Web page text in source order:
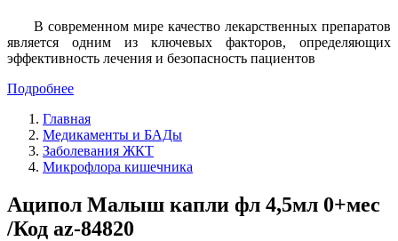
В современном мире качество лекарственных препаратов
является одним из ключевых факторов, определяющих
эффективность лечения и безопасность пациентов
Подробнее
Главная
Медикаменты и БАДы
Заболевания ЖКТ
Микрофлора кишечника
Аципол Малыш капли фл 4,5мл 0+мес
/Код az-84820